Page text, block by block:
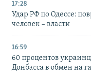
17:28
Удар РФ по Одессе:
человек – власти
16:59
60 процентов
Донбасса в обмен на